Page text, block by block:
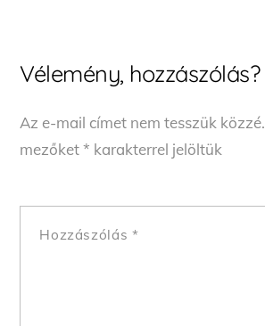
Vélemény, hozzászólás?
Az e-mail címet nem tesszük közzé.
mezőket* karakterrel jelöltük
Hozzászólás *